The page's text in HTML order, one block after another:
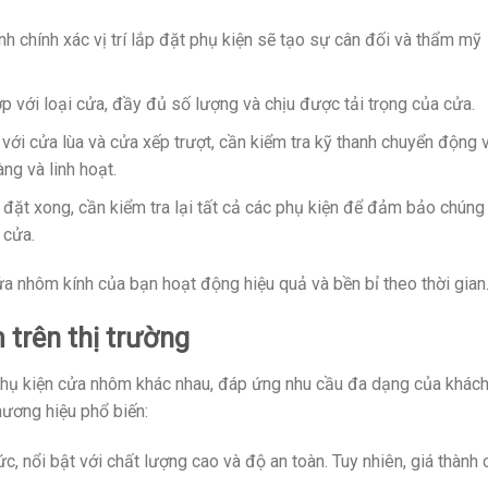
chính xác vị trí lắp đặt phụ kiện sẽ tạo sự cân đối và thẩm mỹ
với loại cửa, đầy đủ số lượng và chịu được tải trọng của cửa.
cửa lùa và cửa xếp trượt, cần kiểm tra kỹ thanh chuyển động
và linh hoạt.
xong, cần kiểm tra lại tất cả các phụ kiện để đảm bảo
nhôm kính của bạn hoạt động hiệu quả và bền bỉ theo thời gian.
trên thị trường
kiện cửa nhôm khác nhau, đáp ứng nhu cầu đa dạng của khách
hiệu phổ biến:
nổi bật với chất lượng cao và độ an toàn. Tuy nhiên, giá thành